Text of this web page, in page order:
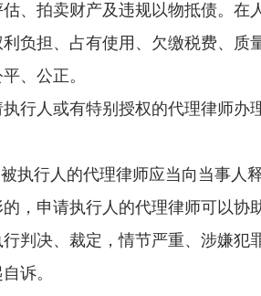
拍卖财产及违规以物抵债。在
负担、占有使用、欠缴税费、
、公正。
人或有特别授权的代理律师办
行人的代理律师应当向当事人
，申请执行人的代理律师可以
判决、裁定，情节严重、涉嫌犯
诉。